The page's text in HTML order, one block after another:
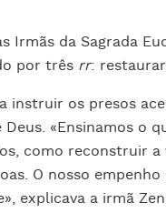
Irmãs da Sagrada
por três rr:
instruir os presos
«Ensinamos o
como reconstruir
O nosso
explicava a irmã